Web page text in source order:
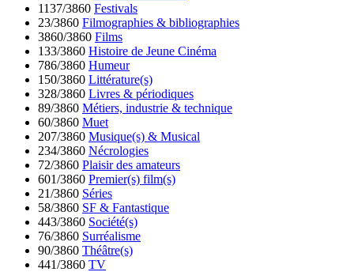
1137/3860 Festivals
23/3860 Filmographies & bibliographies
3860/3860 Films
133/3860 Histoire de Jeune Cinéma
786/3860 Humeur
150/3860 Littérature(s)
328/3860 Livres & périodiques
89/3860 Métiers, industrie & technique
60/3860 Muet
207/3860 Musique(s) & Musical
234/3860 Nécrologies
72/3860 Plaisir des amateurs
601/3860 Premier(s) film(s)
21/3860 Séries
58/3860 SF & Fantastique
443/3860 Société(s)
76/3860 Surréalisme
90/3860 Théâtre(s)
441/3860 TV